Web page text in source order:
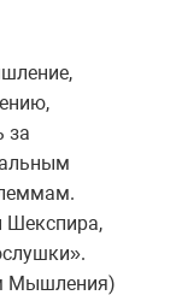
за
Шекспира,
Мышления)